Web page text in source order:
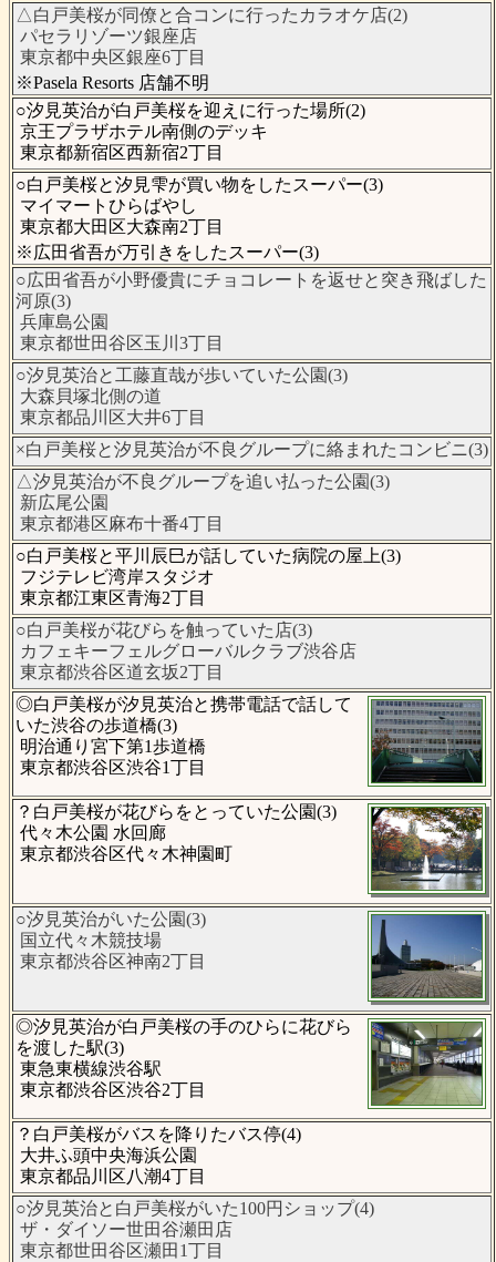
△白戸美桜が同僚と合コンに行ったカラオケ店(2)
パセラリゾーツ銀座店
東京都中央区銀座6丁目
※Pasela Resorts 店舗不明
○汐見英治が白戸美桜を迎えに行った場所(2)
京王プラザホテル南側のデッキ
東京都新宿区西新宿2丁目
○白戸美桜と汐見雫が買い物をしたスーパー(3)
マイマートひらばやし
東京都大田区大森南2丁目
※広田省吾が万引きをしたスーパー(3)
○広田省吾が小野優貴にチョコレートを返せと突き飛ばした
河原(3)
兵庫島公園
東京都世田谷区玉川3丁目
○汐見英治と工藤直哉が歩いていた公園(3)
大森貝塚北側の道
東京都品川区大井6丁目
×白戸美桜と汐見英治が不良グループに絡まれたコンビニ(3)
△汐見英治が不良グループを追い払った公園(3)
新広尾公園
東京都港区麻布十番4丁目
○白戸美桜と平川辰巳が話していた病院の屋上(3)
フジテレビ湾岸スタジオ
東京都江東区青海2丁目
○白戸美桜が花びらを触っていた店(3)
カフェキーフェルグローバルクラブ渋谷店
東京都渋谷区道玄坂2丁目
◎白戸美桜が汐見英治と携帯電話で話して
いた渋谷の歩道橋(3)
明治通り宮下第1歩道橋
東京都渋谷区渋谷1丁目
？白戸美桜が花びらをとっていた公園(3)
代々木公園 水回廊
東京都渋谷区代々木神園町
○汐見英治がいた公園(3)
国立代々木競技場
東京都渋谷区神南2丁目
◎汐見英治が白戸美桜の手のひらに花びら
を渡した駅(3)
東急東横線渋谷駅
東京都渋谷区渋谷2丁目
？白戸美桜がバスを降りたバス停(4)
大井ふ頭中央海浜公園
東京都品川区八潮4丁目
○汐見英治と白戸美桜がいた100円ショップ(4)
ザ・ダイソー世田谷瀬田店
東京都世田谷区瀬田1丁目